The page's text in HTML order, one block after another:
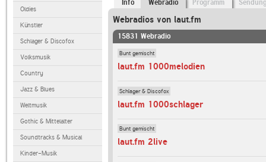
Oldies
Künstler
Schlager & Discofox
Volksmusik
Country
Jazz & Blues
Weltmusik
Gothic & Mittelalter
Soundtracks & Musical
Kinder-Musik
Info Webradio Programm
Webradios von laut.fm
15831 Webradio
Bunt gemischt
laut.fm 1000melodien
Schlager & Discofox
laut.fm 1000schlager
Bunt gemischt
laut.fm 2live